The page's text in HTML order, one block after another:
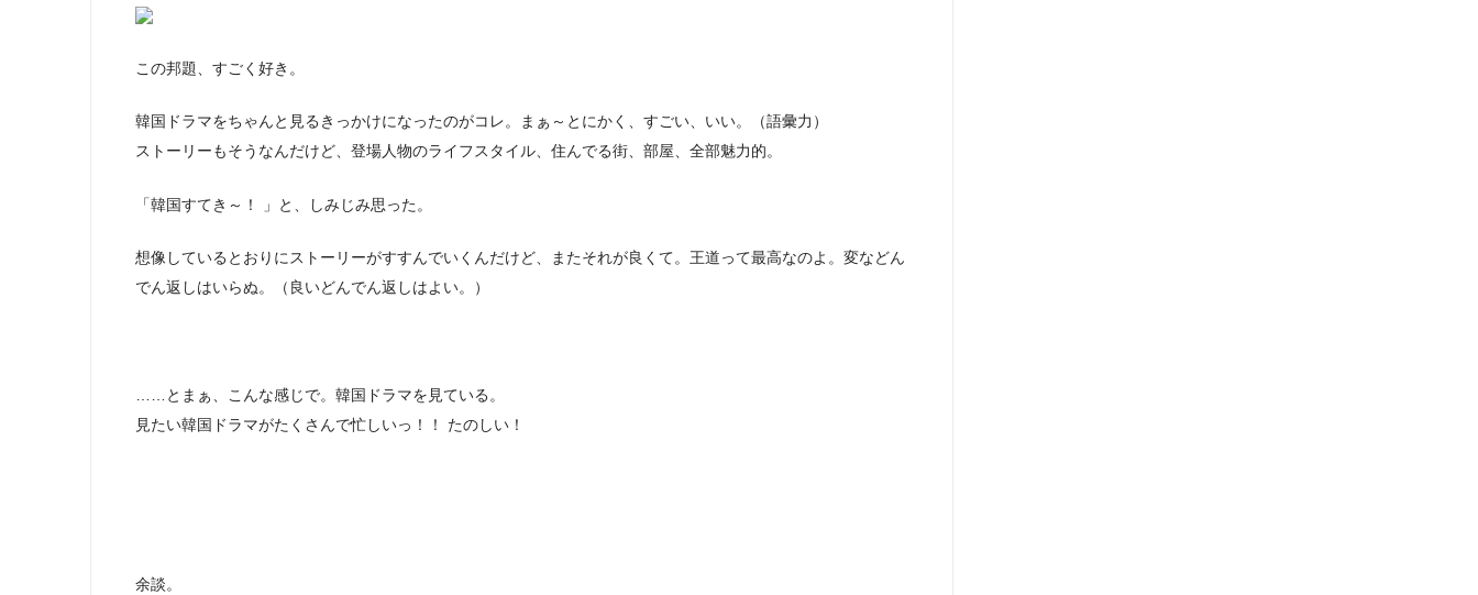
この邦題、すごく好き。
韓国ドラマをちゃんと見るきっかけになったのがコレ。まぁ～とにかく、すごい、いい。（語彙力）
ストーリーもそうなんだけど、登場人物のライフスタイル、住んでる街、部屋、全部魅力的。
「韓国すてき～！ 」と、しみじみ思った。
想像しているとおりにストーリーがすすんでいくんだけど、またそれが良くて。王道って最高なのよ。変などん
でん返しはいらぬ。（良いどんでん返しはよい。）
……とまぁ、こんな感じで。韓国ドラマを見ている。
見たい韓国ドラマがたくさんで忙しいっ！！ たのしい！
余談。